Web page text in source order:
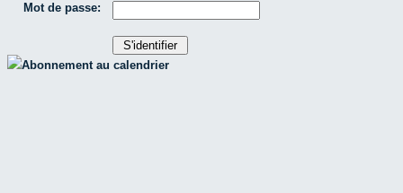
Mot de passe:
Abonnement au calendrier